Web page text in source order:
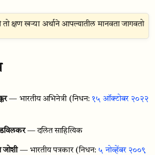
क्षण खऱ्या अर्थाने आपल्यातील मानवता जागवतो(
— भारतीय अभिनेत्री (निधन:१५ ऑक्टोबर २०२२
— दलित साहित्यिक
जोशी — भारतीय पत्रकार (निधन:५ नोव्हेंबर २००९